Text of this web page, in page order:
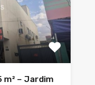
m² – Jardim